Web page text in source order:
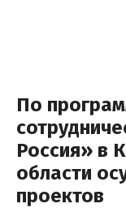
По
Россия» в
области
проектов